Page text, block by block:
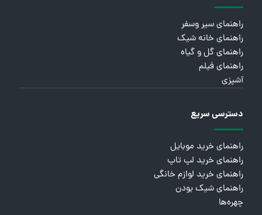
راهنمای سیر وسفر
راهنمای خانه شیک
راهنمای گل و گیاه
راهنمای فیلم
آشپزی
دسترسی سریع
راهنمای خرید موبایل
راهنمای خرید لپ تاپ
راهنمای خرید لوازم خانگی
راهنمای شیک بودن
چهره‌ها